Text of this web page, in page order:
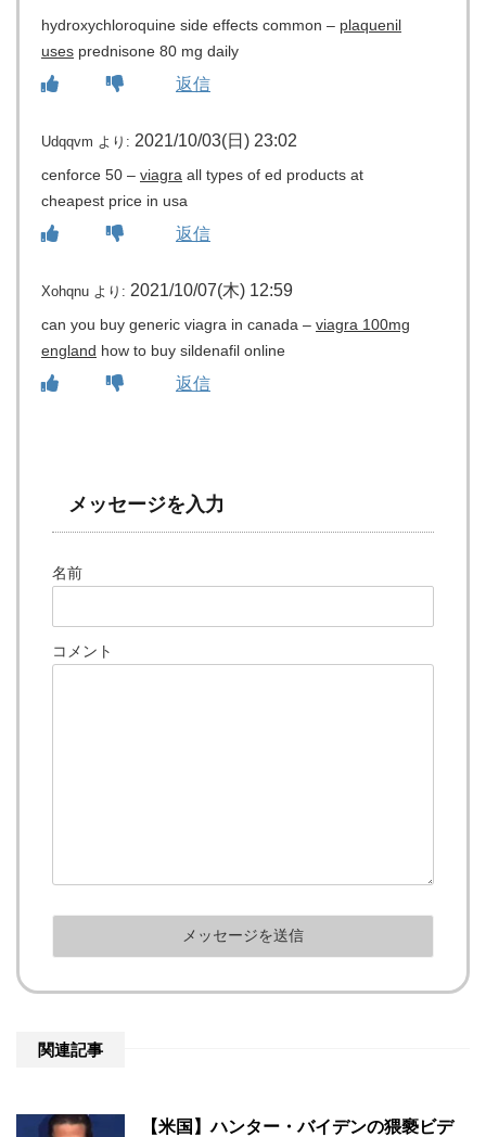
hydroxychloroquine side effects common – plaquenil
uses prednisone 80 mg daily
返信
Udqqvm より: 2021/10/03(日) 23:02
cenforce 50 – viagra all types of ed products at
cheapest price in usa
返信
Xohqnu より: 2021/10/07(木) 12:59
can you buy generic viagra in canada – viagra 100mg
england how to buy sildenafil online
返信
メッセージを入力
名前
コメント
関連記事
【米国】ハンター・バイデンの猥褻ビデ